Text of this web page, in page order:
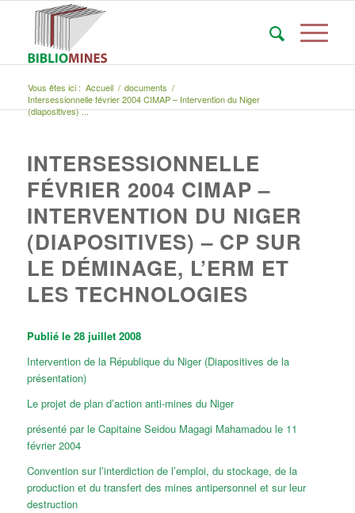
Vous êtes ici : Accueil / documents /
Intersessionnelle février 2004 CIMAP – Intervention du Niger
(diapositives) ...
INTERSESSIONNELLE
FÉVRIER 2004 CIMAP –
INTERVENTION DU NIGER
(DIAPOSITIVES) – CP SUR
LE DÉMINAGE, L’ERM ET
LES TECHNOLOGIES
Publié le 28 juillet 2008
Intervention de la République du Niger (Diapositives de la
présentation)
Le projet de plan d’action anti-mines du Niger
présenté par le Capitaine Seidou Magagi Mahamadou le 11
février 2004
Convention sur l’interdiction de l’emploi, du stockage, de la
production et du transfert des mines antipersonnel et sur leur
destruction